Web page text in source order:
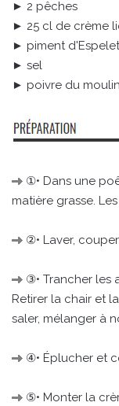
► 2 pêches
► 25 cl de crème
► piment
► sel
► poivre du moulin
①• Dans une
matière grasse.
②• Laver,
③• Trancher les
Retirer la chair et
saler, mélanger à
④• Éplucher et
⑤• Monter la